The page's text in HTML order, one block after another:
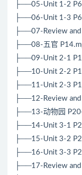
├──05-Unit 1-2
├──06-Unit 1-3
├──07-Review
├──08-五官
├──09-Unit 2-1
├──10-Unit 2-2
├──11-Unit 2-3
├──12-Review
├──13-动物园
├──14-Unit 3-1
├──15-Unit 3-2
├──16-Unit 3-3
├──17-Review